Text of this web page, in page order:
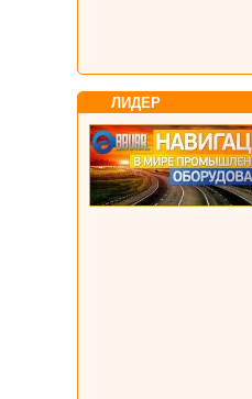
ЛИДЕР